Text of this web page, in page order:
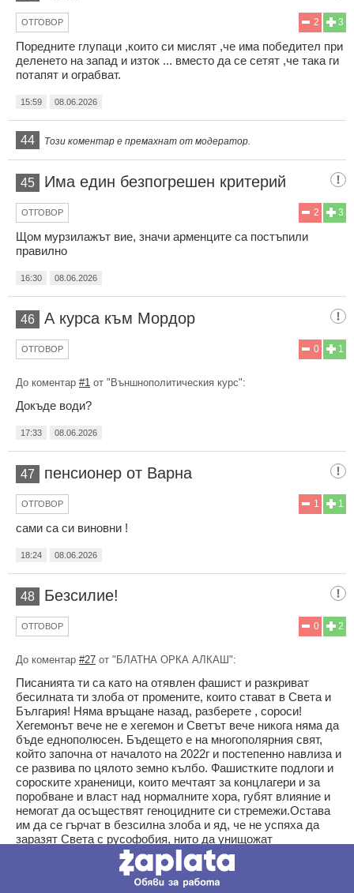
3
2
ОТГОВОР
Поредните глупаци ,които си мислят ,че има победител при
деленето на запад и изток ... вместо да се сетят ,че така ги
потапят и ограбват.
15:59 08.06.2026
44 Този коментар е премахнат от модератор.
45 Има един безпогрешен критерий
3
2
ОТГОВОР
Щом мурзилажът вие, значи арменците са постъпили
правилно
16:30 08.06.2026
46 А курса към Мордор
1
0
ОТГОВОР
До коментар #1 от "Външнополитическия курс":
Докъде води?
17:33 08.06.2026
47 пенсионер от Варна
1
1
ОТГОВОР
сами са си виновни !
18:24 08.06.2026
48 Безсилие!
2
0
ОТГОВОР
До коментар #27 от "БЛАТНА ОРКА АЛКАШ":
Писанията ти са като на отявлен фашист и разкриват
бесилната ти злоба от промените, които стават в Света и
България! Няма връщане назад, разберете , сороси!
Хегемонът вече не е хегемон и Светът вече никога няма да
бъде еднополюсен. Бъдещето е на многополярния свят,
който започна от началото на 2022г и постепенно навлиза и
се развива по цялото земно кълбо. Фашистките подлоги и
сороските храненици, които мечтаят за концлагери и за
поробване и власт над нормалните хора, губят влияние и
немогат да осъществят геноцидните си стремежи.Остава
им да се гърчат в безсилна злоба и яд, че не успяха да
заразят Света с русофобия, нито да унищожат
другомислещите. Любовта побеждава
човеконенавистническите идеологии.